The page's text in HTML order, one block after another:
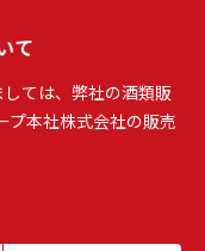
て
ては、弊社の酒類販
プ本社株式会社の販売